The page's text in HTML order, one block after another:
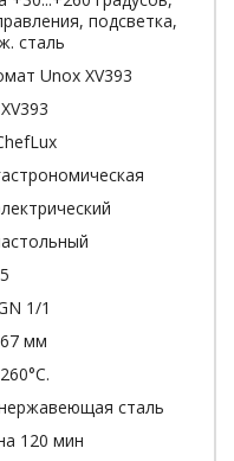
подсветка,
сталь
Unox XV393
1/1
мм
сталь
мин